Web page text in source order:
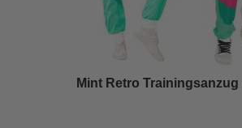
Mint Retro Trainingsanzug